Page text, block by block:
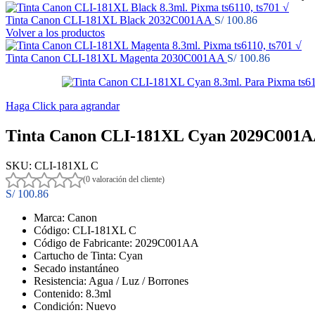
Tinta Canon CLI-181XL Black 2032C001AA S/100.86
Volver a los productos
Tinta Canon CLI-181XL Magenta 2030C001AA S/100.86
Haga Click para agrandar
Tinta Canon CLI-181XL Cyan
SKU: CLI-181XL C
(0 valoración del cliente)
S/100.86
Marca: Canon
Código: CLI-181XL C
Código de Fabricante: 2029C001AA
Cartucho de Tinta: Cyan
Secado instantáneo
Resistencia: Agua / Luz / Borrones
Contenido: 8.3ml
Condición: Nuevo